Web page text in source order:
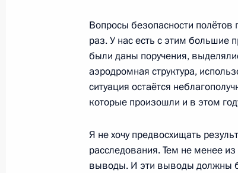
7 сентября 2011 года, 14:00
6 сентября 2011 года,
Рабочая встреча с
6 сентября 2011 года, 17:45
Вопросы безопасности
раз. У нас есть с этим
были даны поручения,
аэродромная структура,
ситуация остаётся
которые произошли и в этом
Я не хочу предвосхищать
расследования. Тем не менее
выводы. И эти выводы должны